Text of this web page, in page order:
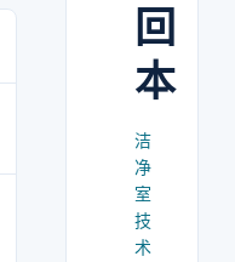
回
本
洁
净
室
技
术